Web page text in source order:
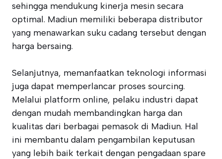
sehingga mendukung kinerja mesin secara
optimal. Madiun memiliki beberapa distributor
yang menawarkan suku cadang tersebut dengan
harga bersaing.
Selanjutnya, memanfaatkan teknologi informasi
juga dapat memperlancar proses sourcing.
Melalui platform online, pelaku industri dapat
dengan mudah membandingkan harga dan
kualitas dari berbagai pemasok di Madiun. Hal
ini membantu dalam pengambilan keputusan
yang lebih baik terkait dengan pengadaan spare